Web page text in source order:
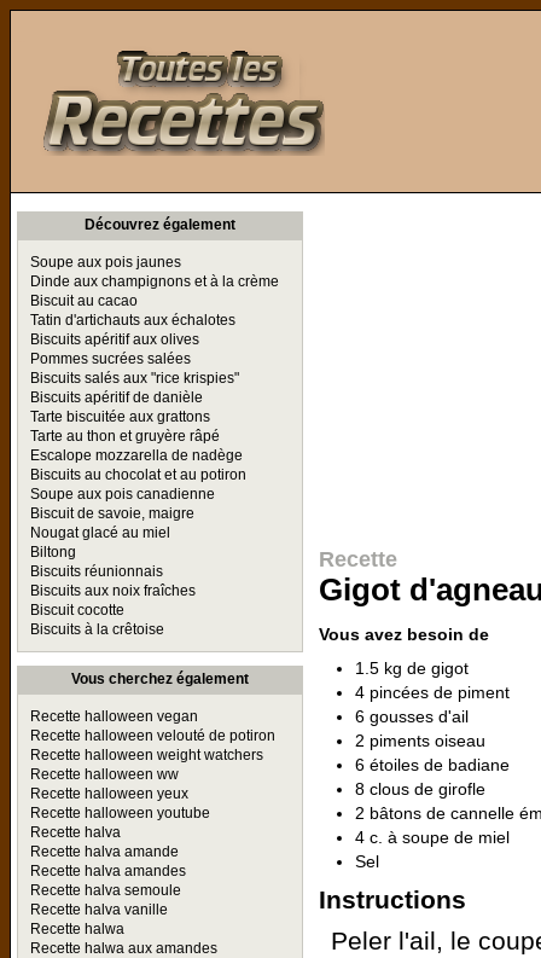
Découvrez également
Soupe aux pois jaunes
Dinde aux champignons et à la crème
Biscuit au cacao
Tatin d'artichauts aux échalotes
Biscuits apéritif aux olives
Pommes sucrées salées
Biscuits salés aux "rice krispies"
Biscuits apéritif de danièle
Tarte biscuitée aux grattons
Tarte au thon et gruyère râpé
Escalope mozzarella de nadège
Biscuits au chocolat et au potiron
Soupe aux pois canadienne
Biscuit de savoie, maigre
Nougat glacé au miel
Biltong
Biscuits réunionnais
Biscuits aux noix fraîches
Biscuit cocotte
Biscuits à la crêtoise
Vous cherchez également
Recette halloween vegan
Recette halloween velouté de potiron
Recette halloween weight watchers
Recette halloween ww
Recette halloween yeux
Recette halloween youtube
Recette halva
Recette halva amande
Recette halva amandes
Recette halva semoule
Recette halva vanille
Recette halwa
Recette halwa aux amandes
Recette
Gigot
Vous avez besoin de
1.5 kg de gigot
4 pincées de piment
6 gousses d'ail
2 piments oiseau
6 étoiles de badiane
8 clous de girofle
2 bâtons de cannelle
4 c. à soupe de miel
Sel
Instructions
Peler l'ail, le